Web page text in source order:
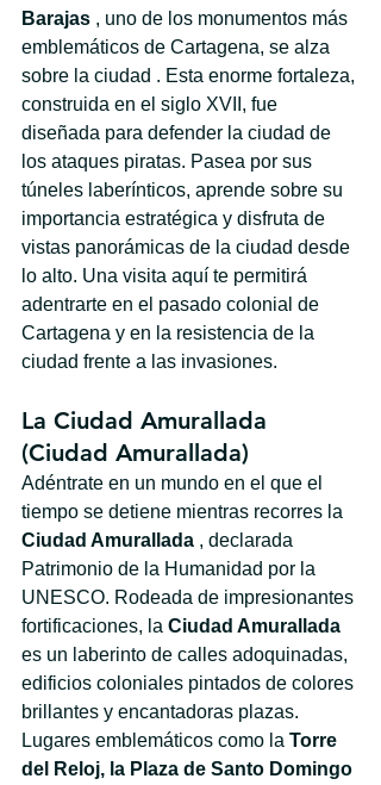
Barajas , uno de los monumentos más
emblemáticos de Cartagena, se alza
sobre la ciudad . Esta enorme fortaleza,
construida en el siglo XVII, fue
diseñada para defender la ciudad de
los ataques piratas. Pasea por sus
túneles laberínticos, aprende sobre su
importancia estratégica y disfruta de
vistas panorámicas de la ciudad desde
lo alto. Una visita aquí te permitirá
adentrarte en el pasado colonial de
Cartagena y en la resistencia de la
ciudad frente a las invasiones.
La Ciudad Amurallada
(Ciudad Amurallada)
Adéntrate en un mundo en el que el
tiempo se detiene mientras recorres la
Ciudad Amurallada , declarada
Patrimonio de la Humanidad por la
UNESCO. Rodeada de impresionantes
fortificaciones, la Ciudad Amurallada
es un laberinto de calles adoquinadas,
edificios coloniales pintados de colores
brillantes y encantadoras plazas.
Lugares emblemáticos como la Torre
del Reloj, la Plaza de Santo Domingo